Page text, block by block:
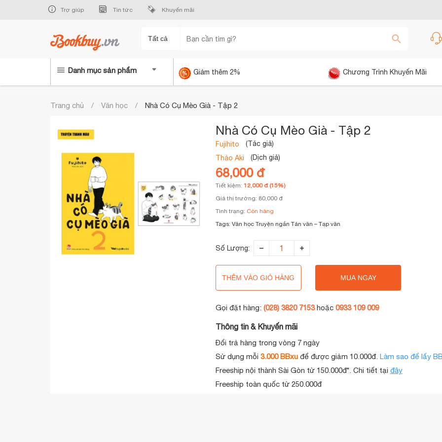
Trợ giúp Tin tức Khuyến mãi
Tất cả
Danh mục sản phẩm Giảm thêm 2% Chương Trình Khuyến Mãi
Trang chủ Văn học Nhà Có Cụ Mèo Già - Tập 2
Nhà Có Cụ Mèo Già - Tập 2
Fujihito
(Tác giả)
Thảo Aki
(Dịch giả)
68,000 đ
Tiết kiệm: 12,000 đ (15%)
Giá thị trường: 80,000 đ
Tình trạng: Còn hàng
Tags: Văn học Truyện ngắn Tản văn – Tạp văn
Số Lượng:
THÊM VÀO GIỎ HÀNG MUA NGAY
Gọi đặt hàng: (028) 3820 7153hoặc 0933 109 009
Thông tin & Khuyến mãi
Đổi trả hàng trong vòng 7 ngày
Sử dụng mỗi 3.000 BBxu để được giảm 10.000đ. Làm sao để lấy
Freeship nội thành Sài Gòn từ 150.000đ*. Chi tiết tại đây
Freeship toàn quốc từ 250.000đ